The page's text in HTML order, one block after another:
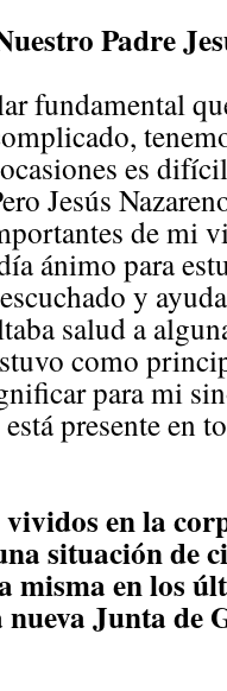
Padre
fundamental
es
Jesús
de mi
ánimo para
y
salud a
como
para mi
presente en
en la
situación de
misma en los
nueva Junta de